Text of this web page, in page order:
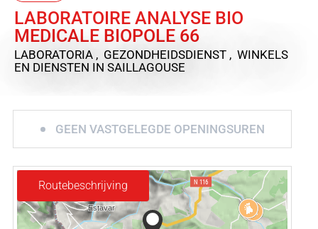
LABORATOIRE ANALYSE BIO
MEDICALE BIOPOLE 66
LABORATORIA , GEZONDHEIDSDIENST , WINKELS
EN DIENSTEN IN SAILLAGOUSE
GEEN VASTGELEGDE OPENINGSUREN
Routebeschrijving